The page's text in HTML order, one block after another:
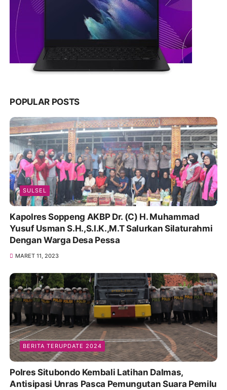
POPULAR POSTS
SULSEL
Kapolres Soppeng AKBP Dr. (C) H. Muhammad
Yusuf Usman S.H.,S.I.K.,M.T Salurkan Silaturahmi
Dengan Warga Desa Pessa
MARET 11, 2023
BERITA TERUPDATE 2024
Polres Situbondo Kembali Latihan Dalmas,
Antisipasi Unras Pasca Pemungutan Suara Pemilu